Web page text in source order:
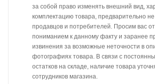
за собой право изменять внешний вид,
комплектацию товара, предварительно
продавцов и потребителей. Просим вас
пониманием к данному факту и заранее
извинения за возможные неточности в
фотографиях товара. В связи с
остатков на складе, наличие товара
сотрудников магазина.